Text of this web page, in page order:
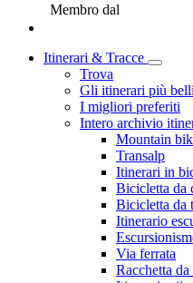
Membro dal
Itinerari & Tracce
Trova
Gli itinerari più belli
I migliori preferiti
Intero archivio
Mountain
Transalp
Itinerari in
Bicicletta da
Bicicletta da
Itinerario
Via ferrata
Racchetta da